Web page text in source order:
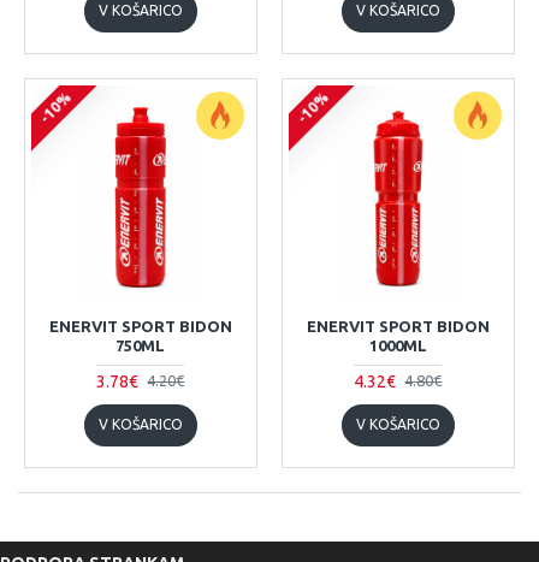
V KOŠARICO V KOŠARICO
-10%
ENERVIT SPORT BIDON
750ML
3.78€ 4.20€
V KOŠARICO
-10%
ENERVIT SPORT BIDON
1000ML
4.32€ 4.80€
V KOŠARICO